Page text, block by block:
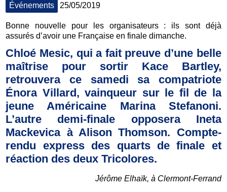
Événements 25/05/2019
Bonne nouvelle pour les organisateurs : ils sont déjà
assurés d’avoir une Française en finale dimanche.
Chloé Mesic, qui a fait preuve d’une belle
maîtrise pour sortir Kace Bartley,
retrouvera ce samedi sa compatriote
Énora Villard, vainqueur sur le fil de la
jeune Américaine Marina Stefanoni.
L’autre demi-finale opposera Ineta
Mackevica à Alison Thomson. Compte-
rendu express des quarts de finale et
réaction des deux Tricolores.
Jérôme Elhaïk, à Clermont-Ferrand